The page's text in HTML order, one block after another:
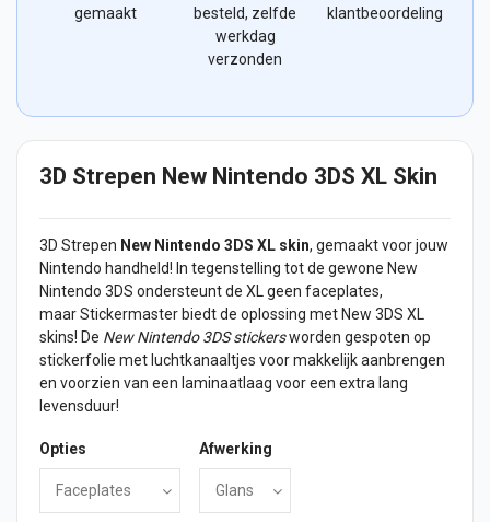
gemaakt
besteld, zelfde
werkdag
verzonden
klantbeoordeling
3D Strepen New Nintendo 3DS XL Skin
3D Strepen New Nintendo 3DS XL skin, gemaakt voor jouw
Nintendo handheld! In tegenstelling tot de gewone New
Nintendo 3DS ondersteunt de XL geen faceplates,
maar Stickermaster biedt de oplossing met New 3DS XL
skins! De New Nintendo 3DSstickersworden gespoten op
stickerfolie met luchtkanaaltjes voor makkelijk aanbrengen
en voorzien van een laminaatlaag voor een extra lang
levensduur!
Opties Afwerking